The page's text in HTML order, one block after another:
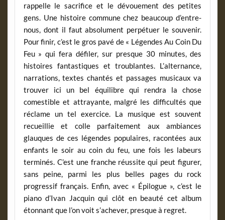
rappelle le sacrifice et le dévouement des petites
gens. Une histoire commune chez beaucoup d’entre-
nous, dont il faut absolument perpétuer le souvenir.
Pour finir, c’est le gros pavé de « Légendes Au Coin Du
Feu » qui fera défiler, sur presque 30 minutes, des
histoires fantastiques et troublantes. L’alternance,
narrations, textes chantés et passages musicaux va
trouver ici un bel équilibre qui rendra la chose
comestible et attrayante, malgré les difficultés que
réclame un tel exercice. La musique est souvent
recueillie et colle parfaitement aux ambiances
glauques de ces légendes populaires, racontées aux
enfants le soir au coin du feu, une fois les labeurs
terminés. C’est une franche réussite qui peut figurer,
sans peine, parmi les plus belles pages du rock
progressif français. Enfin, avec « Épilogue », c’est le
piano d’Ivan Jacquin qui clôt en beauté cet album
étonnant que l’on voit s’achever, presque à regret.